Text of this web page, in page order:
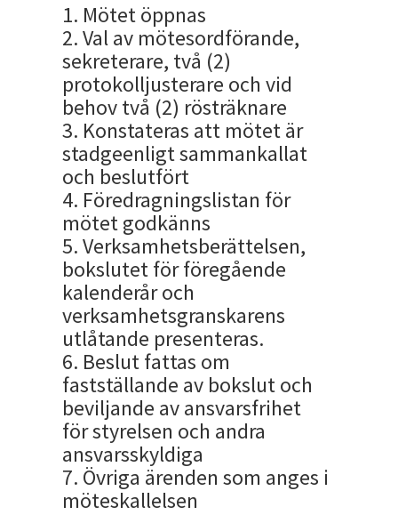
1. Mötet öppnas
2. Val av mötesordförande,
sekreterare, två (2)
protokolljusterare och vid
behov två (2) rösträknare
3. Konstateras att mötet är
stadgeenligt sammankallat
och beslutfört
4. Föredragningslistan för
mötet godkänns
5. Verksamhetsberättelsen,
bokslutet för föregående
kalenderår och
verksamhetsgranskarens
utlåtande presenteras.
6. Beslut fattas om
fastställande av bokslut och
beviljande av ansvarsfrihet
för styrelsen och andra
ansvarsskyldiga
7. Övriga ärenden som anges i
möteskallelsen